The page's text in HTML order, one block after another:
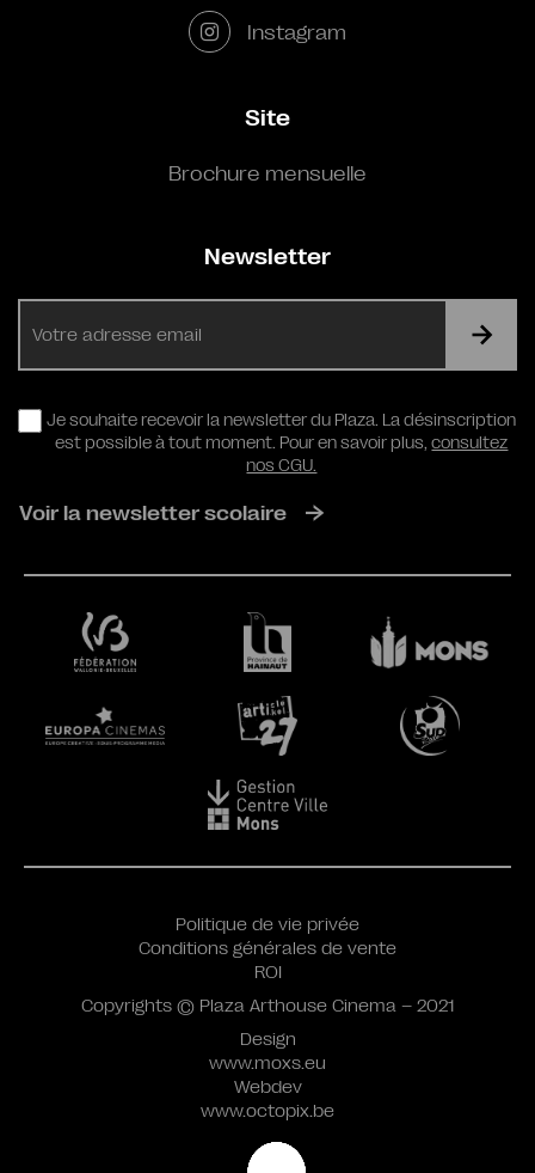
Instagram
Site
Brochure mensuelle
Newsletter
RGPD
Je souhaite recevoir la newsletter du Plaza. La désinscription
est possible à tout moment. Pour en savoir plus,consultez
nos CGU.
Voir la newsletter scolaire
Design
www.moxs.eu
Webdev
www.octopix.be
Politique de vie privée
Conditions générales de vente
ROI
Copyrights © Plaza Arthouse Cinema – 2021